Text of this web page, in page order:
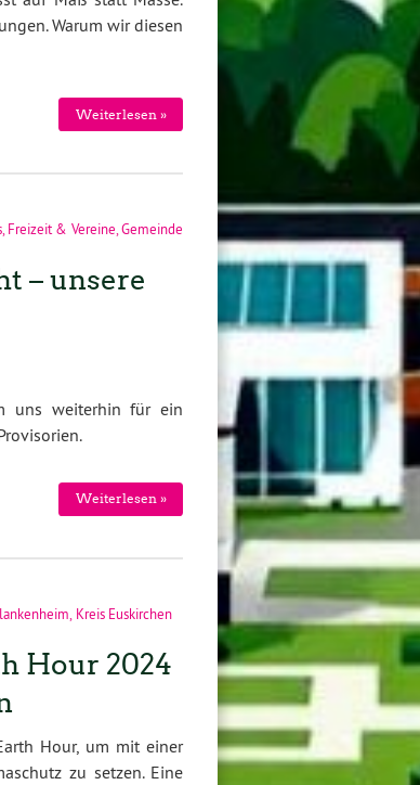
Warum wir diesen
Weiterlesen »
,Freizeit & Vereine,Gemeinde
– unsere
uns weiterhin für ein
Weiterlesen »
Kreis Euskirchen
Hour 2024
Hour, um mit einer
zu setzen. Eine